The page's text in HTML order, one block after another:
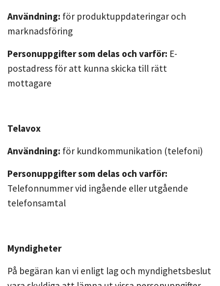
Användning: för produktuppdateringar och
marknadsföring
Personuppgifter som delas och varför: E-
postadress för att kunna skicka till rätt
mottagare
Telavox
Användning: för kundkommunikation (telefoni)
Personuppgifter som delas och varför:
Telefonnummer vid ingående eller utgående
telefonsamtal
Myndigheter
På begäran kan vi enligt lag och myndighetsbeslut